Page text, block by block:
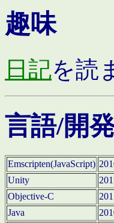
趣味
日記を読
言語/開
Emscripten(JavaScript)
Unity
Objective-C
Java